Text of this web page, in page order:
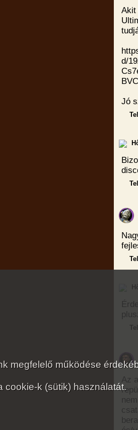
megfelelő működése
cookie-k (sütik) használatát.
Akit
d/
Jó
Az